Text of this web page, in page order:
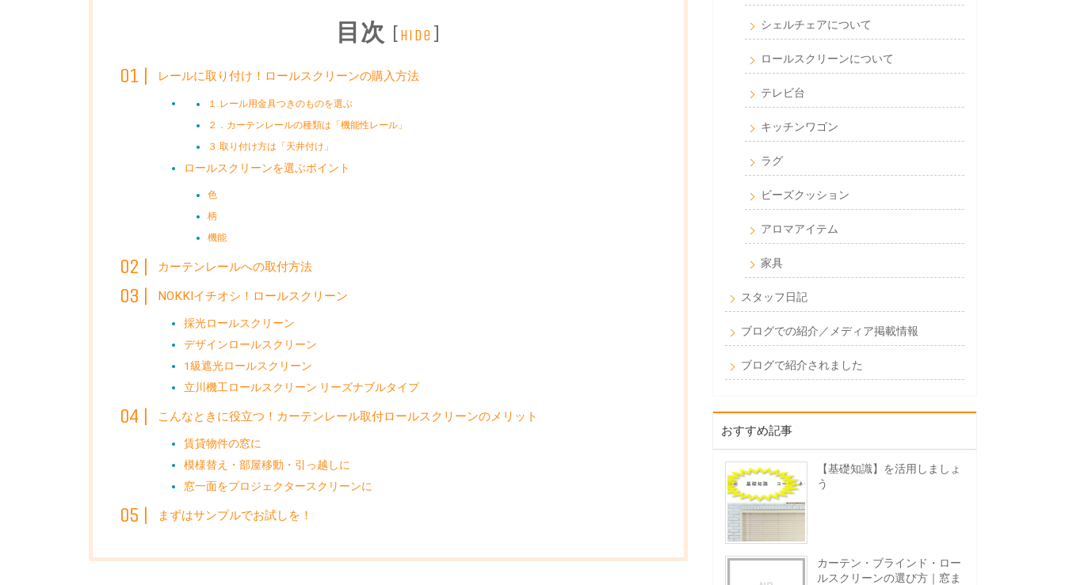
目次 [hide ]
レールに取り付け！ロールスクリーンの購入方法
１.レール用金具つきのものを選ぶ
２．カーテンレールの種類は「機能性レール」
３.取り付け方は「天井付け」
ロールスクリーンを選ぶポイント
色
柄
機能
カーテンレールへの取付方法
NOKKIイチオシ！ロールスクリーン
採光ロールスクリーン
デザインロールスクリーン
1級遮光ロールスクリーン
立川機工ロールスクリーン リーズナブルタイプ
こんなときに役立つ！カーテンレール取付ロールスクリーンのメリット
賃貸物件の窓に
模様替え・部屋移動・引っ越しに
窓一面をプロジェクタースクリーンに
まずはサンプルでお試しを！
シェルチェアについて
ロールスクリーンについて
テレビ台
キッチンワゴン
ラグ
ビーズクッション
アロマアイテム
家具
スタッフ日記
ブログでの紹介／メディア掲載情報
ブログで紹介されました
おすすめ記事
【基礎知識】を活用しましょ
う
カーテン・ブラインド・ロー
ルスクリーンの選び方｜窓ま